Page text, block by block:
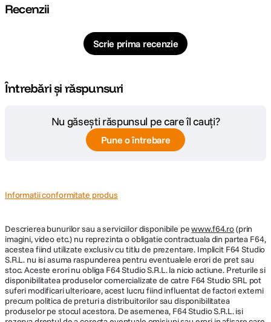
Recenzii
Scrie prima recenzie
Întrebări și răspunsuri
Nu găsești răspunsul pe care îl cauți?
Pune o întrebare
Informatii conformitate produs
Descrierea bunurilor sau a serviciilor disponibile pewww.f64.ro(prin
imagini, video etc.) nu reprezinta o obligatie contractuala din partea F64,
acestea fiind utilizate exclusiv cu titlu de prezentare. Implicit F64 Studio
S.R.L. nu isi asuma raspunderea pentru eventualele erori de pret sau
stoc. Aceste erori nu obliga F64 Studio S.R.L. la nicio actiune. Preturile si
disponibilitatea produselor comercializate de catre F64 Studio SRL pot
suferi modificari ulterioare, acest lucru fiind influentat de factori externi
precum politica de preturi a distribuitorilor sau disponibilitatea
produselor pe stocul acestora. De asemenea, F64 Studio S.R.L. isi